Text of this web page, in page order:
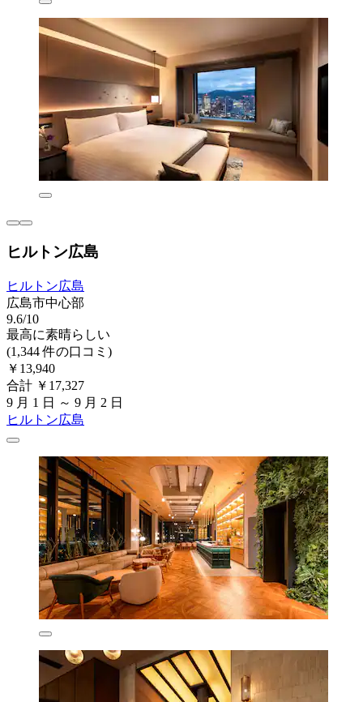
ヒルトン広島
ヒルトン広島
広島市中心部
9.6/10
最高に素晴らしい
(1,344 件の口コミ)
￥13,940
合計 ￥17,327
9 月 1 日 ～ 9 月 2 日
ヒルトン広島